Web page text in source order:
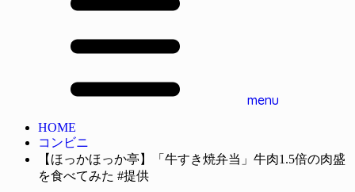
menu
HOME
コンビニ
【ほっかほっか亭】「牛すき焼弁当」牛肉1.5倍の肉盛
を食べてみた #提供